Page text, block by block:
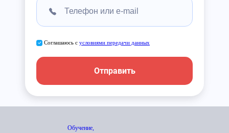
Соглашаюсь с условиями передачи данных
Отправить
Обучение,